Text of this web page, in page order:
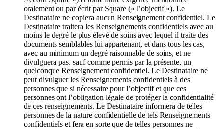
Aperçu
Cafés
Service rapide
Restauration à service complet
Bars et brasseries
Camions de restauration
Restauration rapide haut de gamme
oralement ou par écrit par Square (« l’objectif »). Le
Destinataire ne copiera aucun Renseignement confidentiel. Le
Destinataire traitera les Renseignements confidentiels avec au
moins le degré le plus élevé de soins avec lequel il traite des
documents semblables lui appartenant, et dans tous les cas,
avec au minimum un degré raisonnable de soins, et ne
divulguera pas, sauf comme permis par la présente, un
quelconque Renseignement confidentiel. Le Destinataire ne
peut divulguer les Renseignements confidentiels à des
personnes que si nécessaire pour l’objectif et que ces
personnes ont l’obligation légale de protéger la confidentialité
de ces renseignements. Le Destinataire informera de telles
personnes de la nature confidentielle de tels Renseignements
confidentiels et fera en sorte que de telles personnes ne